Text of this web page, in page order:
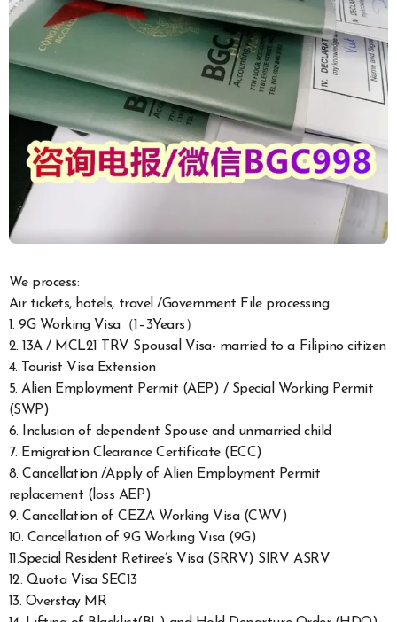
We process:
Air tickets, hotels, travel /Government File processing
1. 9G Working Visa（1–3Years）
2. 13A / MCL21 TRV Spousal Visa- married to a Filipino citizen
4. Tourist Visa Extension
5. Alien Employment Permit (AEP) / Special Working Permit
(SWP)
6. Inclusion of dependent Spouse and unmarried child
7. Emigration Clearance Certificate (ECC)
8. Cancellation /Apply of Alien Employment Permit
replacement (loss AEP)
9. Cancellation of CEZA Working Visa (CWV)
10. Cancellation of 9G Working Visa (9G)
11.Special Resident Retiree’s Visa (SRRV) SIRV ASRV
12. Quota Visa SEC13
13. Overstay MR